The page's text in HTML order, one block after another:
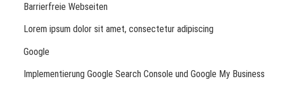
Barrierfreie Webseiten
Lorem ipsum dolor sit amet, consectetur adipiscing
Google
Implementierung Google Search Console und Google My Business